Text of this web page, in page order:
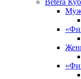
Betera